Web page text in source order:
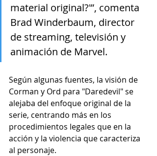
material original?'”, comenta
Brad Winderbaum, director
de streaming, televisión y
animación de Marvel.
Según algunas fuentes, la visión de
Corman y Ord para "Daredevil" se
alejaba del enfoque original de la
serie, centrando más en los
procedimientos legales que en la
acción y la violencia que caracteriza
al personaje.